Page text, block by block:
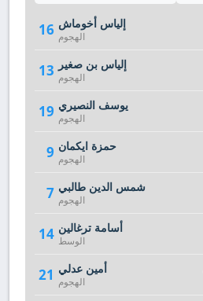
16 إلياس أخوماش
الهجوم
13 إلياس بن صغير
الهجوم
19 يوسف النصيري
الهجوم
9 حمزة ايكمان
الهجوم
7 شمس الدين طالبي
الهجوم
14 أسامة ترغالين
الوسط
21 أمين عدلي
الهجوم